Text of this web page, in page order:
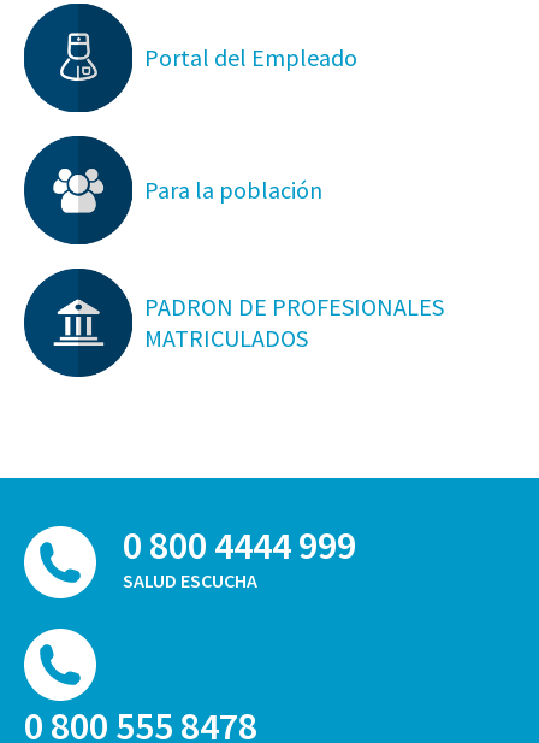
Portal del Empleado
Para la población
PADRON DE PROFESIONALES
MATRICULADOS
0 800 4444 999
SALUD ESCUCHA
0 800 555 8478